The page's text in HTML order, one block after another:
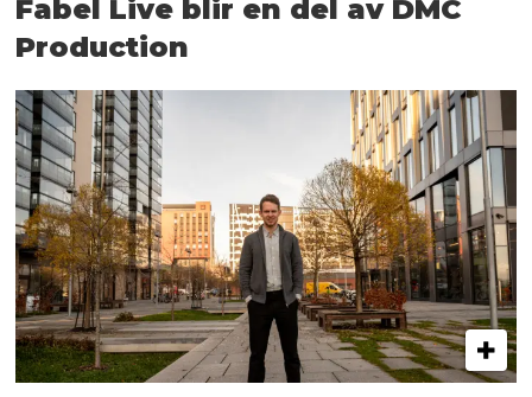
Fabel Live blir en del av DMC
Production